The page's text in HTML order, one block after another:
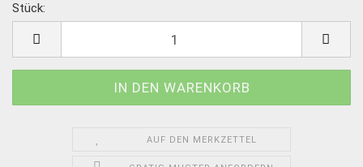
Stück:
AUF DEN MERKZETTEL